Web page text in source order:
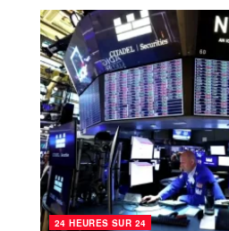
24 HEURES SUR 24